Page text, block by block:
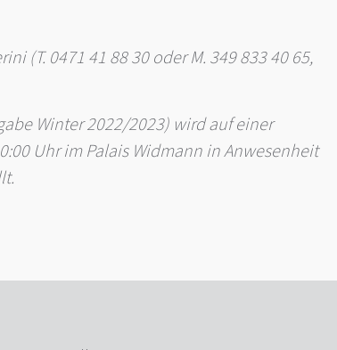
(T. 0471 41 88 30 oder M. 349 833 40 65,
Winter 2022/2023) wird auf einer
Uhr im Palais Widmann in Anwesenheit